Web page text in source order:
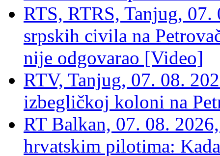
RTS, RTRS, Tanjug,
srpskih civila na
nije odgovarao [Video]
RTV, Tanjug, 07. 08.
izbegličkoj koloni na
RT Balkan, 07. 08.
hrvatskim pilotima: